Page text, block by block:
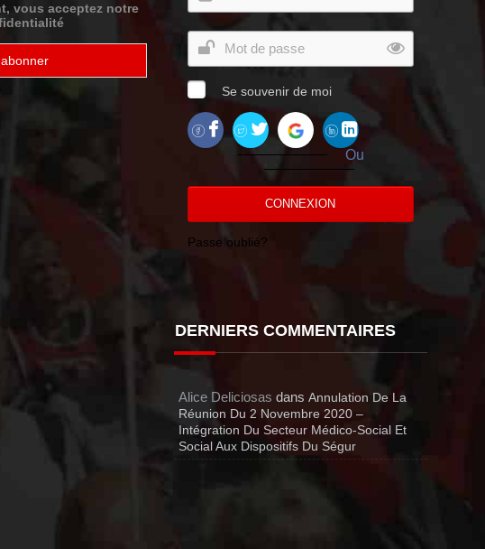
vous acceptez notre
Se souvenir de moi
Ou
CONNEXION
Passe oublié?
DERNIERS COMMENTAIRES
Alice Deliciosas dans Annulation De La
Réunion Du 2 Novembre 2020 –
Intégration Du Secteur Médico-Social Et
Social Aux Dispositifs Du Ségur